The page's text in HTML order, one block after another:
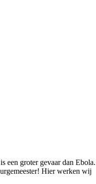
een groter gevaar dan Ebola.
Hier werken wij